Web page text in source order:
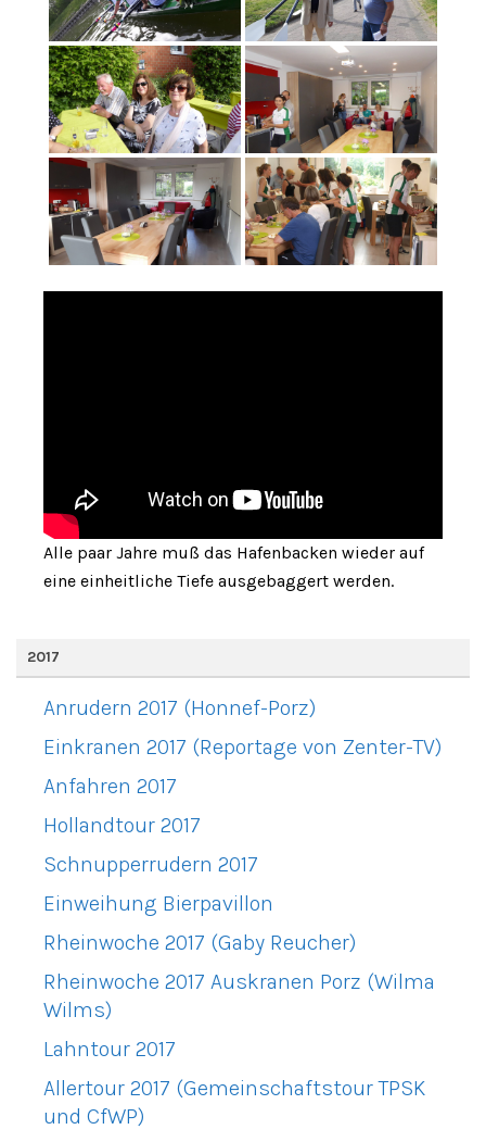
Alle paar Jahre muß das Hafenbacken wieder auf
eine einheitliche Tiefe ausgebaggert werden.
2017
Anrudern 2017 (Honnef-Porz)
Einkranen 2017 (Reportage von Zenter-TV)
Anfahren 2017
Hollandtour 2017
Schnupperrudern 2017
Einweihung Bierpavillon
Rheinwoche 2017 (Gaby Reucher)
Rheinwoche 2017 Auskranen Porz (Wilma
Wilms)
Lahntour 2017
Allertour 2017 (Gemeinschaftstour TPSK
und CfWP)